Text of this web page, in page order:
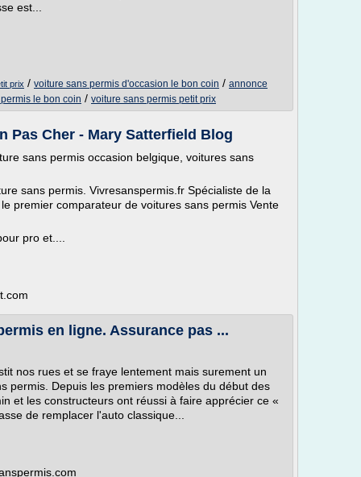
est...
prix / voiture sans permis d'occasion le bon coin / annonce
le bon coin / voiture sans permis petit prix
Pas Cher - Mary Satterfield Blog
sans permis occasion belgique, voitures sans
sans permis. Vivresanspermis.fr Spécialiste de la
premier comparateur de voitures sans permis Vente
pro et....
en ligne. Assurance pas ...
nos rues et se fraye lentement mais surement un
permis. Depuis les premiers modèles du début des
et les constructeurs ont réussi à faire apprécier ce «
de remplacer l'auto classique...